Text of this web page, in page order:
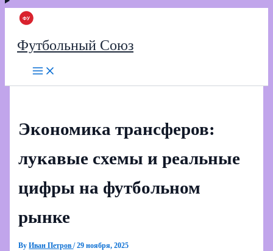
Футбольный Союз
Экономика трансферов:
лукавые схемы и реальные
цифры на футбольном
рынке
ByИван Петров/29 ноября, 2025